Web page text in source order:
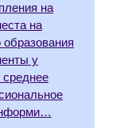
на
на
у